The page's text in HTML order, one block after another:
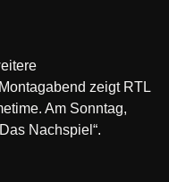
zeigt RTL
Am Sonntag,
Nachspiel“.